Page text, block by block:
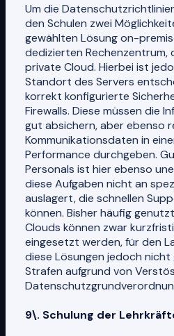
Um die
den Schulen zwei
gewählten Lösung on-
dedizierten Rechenzentrum,
private Cloud. Hierbei ist
Standort des Servers
korrekt konfigurierte
Firewalls. Diese müssen die
gut absichern, aber ebenso
Kommunikationsdaten in
Performance durchgeben.
Personals ist hier ebenso
diese Aufgaben nicht an
auslagert, die schnellen
können. Bisher häufig
Clouds können zwar
eingesetzt werden, für den
diese Lösungen jedoch
Strafen aufgrund von
9\. Schulung der